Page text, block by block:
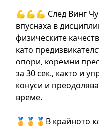
💪💪💪 След Винг
впуснаха в
физическите
като
опори, коремни
за 30 сек., както и
конуси и
време.
🥇🥇🥇В крайното